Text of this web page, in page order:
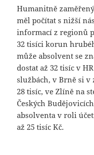
Humanitně
měl počítat s nižší
informací z regionů
32 tisíci korun
může absolvent se
dostat až 32 tisíc v
službách, v Brně si v
28 tisíc, ve Zlíně na
Českých
absolventa v roli
až 25 tisíc Kč.